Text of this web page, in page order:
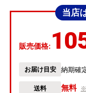
当店
販売価格:
お届け目安 納期確
送料 無料 ※